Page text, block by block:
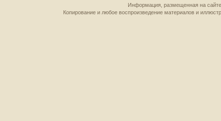
Информация, размещенная на
Копирование и любое воспроизведение материалов и